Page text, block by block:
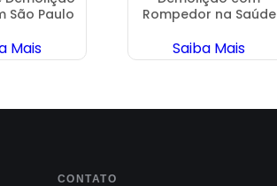
São Paulo
Mais
Rompedor na Saúde
Saiba Mais
CONTATO